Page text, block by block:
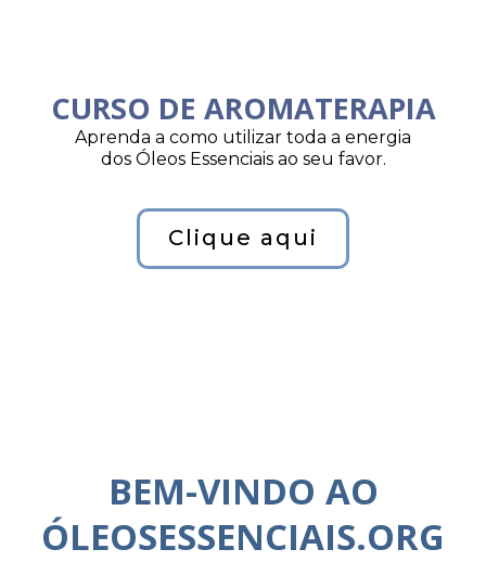
CURSO DE AROMATERAPIA
Aprenda a como utilizar toda a energia
dos Óleos Essenciais ao seu favor.
Clique aqui
BEM-VINDO AO
ÓLEOSESSENCIAIS.ORG